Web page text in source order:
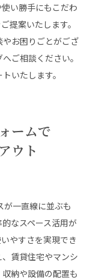
い勝手にもこだわ
提案いたします。
お困りごとがござ
ご相談ください。
いたします。
ームで
ウト
が一直線に並ぶも
なスペース活用が
やすさを実現でき
賃貸住宅やマンシ
納や設備の配置も